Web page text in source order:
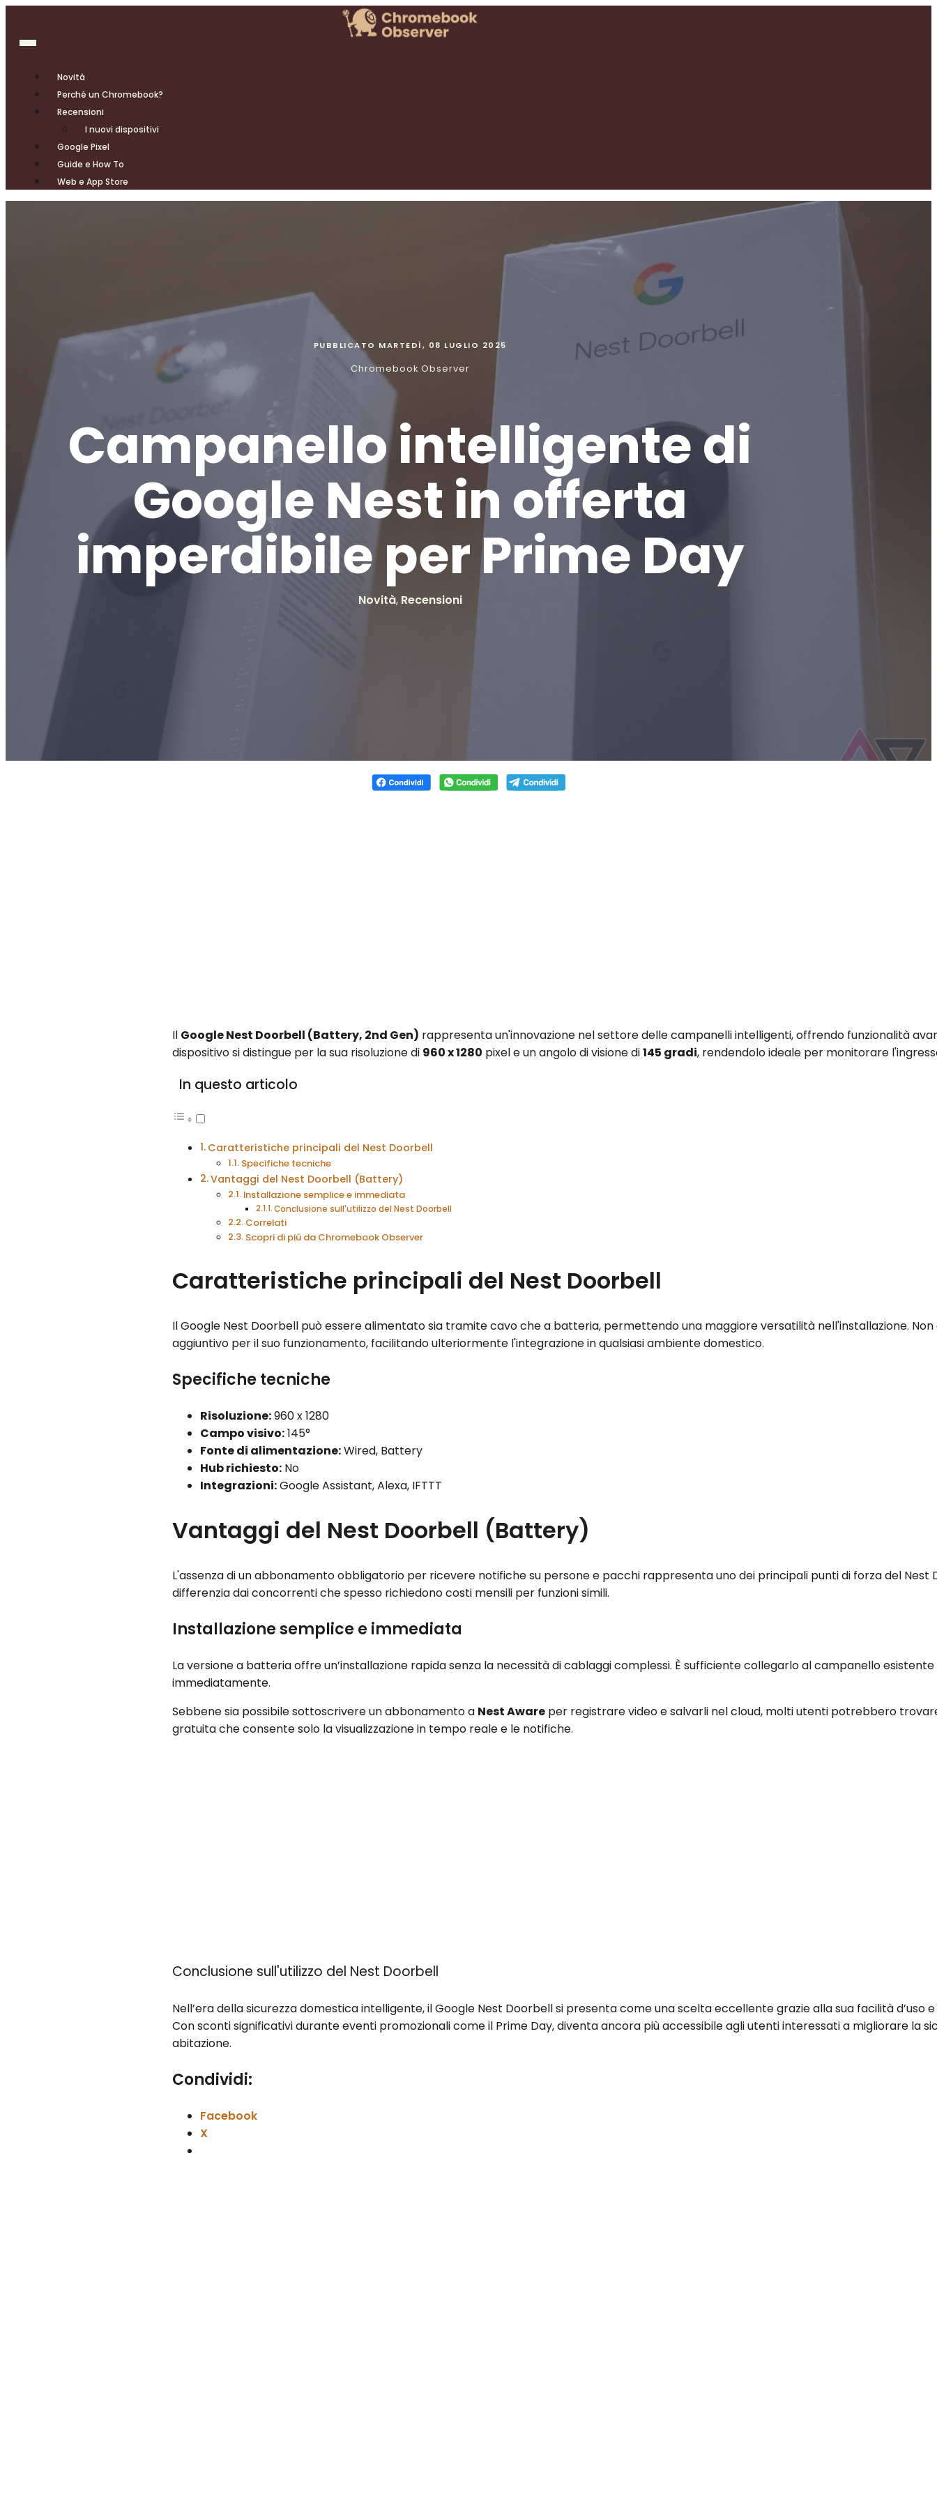
Novità
Perché un Chromebook?
Recensioni
I nuovi dispositivi
Google Pixel
Guide e How To
Web e App Store
PUBBLICATO MARTEDÌ, 08 LUGLIO 2025
Chromebook Observer
Campanello intelligente di
Google Nest in offerta
imperdibile per Prime Day
Novità, Recensioni
Il Google Nest Doorbell (Battery, 2nd Gen) rappresenta un'innovazione nel settore delle campanelli intelligenti, offrendo funzionalità
dispositivo si distingue per la sua risoluzione di 960 x 1280 pixel e un angolo di visione di145 gradi, rendendolo ideale per monitorare
In questo articolo
Caratteristiche principali del Nest Doorbell
Specifiche tecniche
Vantaggi del Nest Doorbell (Battery)
Installazione semplice e immediata
Conclusione sull'utilizzo del Nest Doorbell
Correlati
Scopri di più da Chromebook Observer
Caratteristiche principali del Nest Doorbell
Il Google Nest Doorbell può essere alimentato sia tramite cavo che a batteria, permettendo una maggiore versatilità nell'installazione.
aggiuntivo per il suo funzionamento, facilitando ulteriormente l'integrazione in qualsiasi ambiente domestico.
Specifiche tecniche
Risoluzione:960 x 1280
Campo visivo:145°
Fonte di alimentazione:Wired, Battery
Hub richiesto: No
Integrazioni:Google Assistant, Alexa, IFTTT
Vantaggi del Nest Doorbell (Battery)
L'assenza di un abbonamento obbligatorio per ricevere notifiche su persone e pacchi rappresenta uno dei principali punti di forza del Nest
differenzia dai concorrenti che spesso richiedono costi mensili per funzioni simili.
Installazione semplice e immediata
La versione a batteria offre un’installazione rapida senza la necessità di cablaggi complessi. È sufficiente collegarlo al campanello
immediatamente.
Sebbene sia possibile sottoscrivere un abbonamento a Nest Aware per registrare video e salvarli nel cloud, molti utenti potrebbero
gratuita che consente solo la visualizzazione in tempo reale e le notifiche.
Conclusione sull'utilizzo del Nest Doorbell
Nell’era della sicurezza domestica intelligente, il Google Nest Doorbell si presenta come una scelta eccellente grazie alla sua facilità d’uso
Con sconti significativi durante eventi promozionali come il Prime Day, diventa ancora più accessibile agli utenti interessati a migliorare la
abitazione.
Condividi:
Facebook
X